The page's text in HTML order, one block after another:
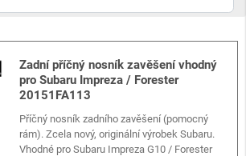
Zadní příčný nosník zavěšení vhodný
pro Subaru Impreza / Forester
20151FA113
Příčný nosník zadního zavěšení (pomocný
rám). Zcela nový, originální výrobek Subaru.
Vhodné pro Subaru Impreza G10 / Forester